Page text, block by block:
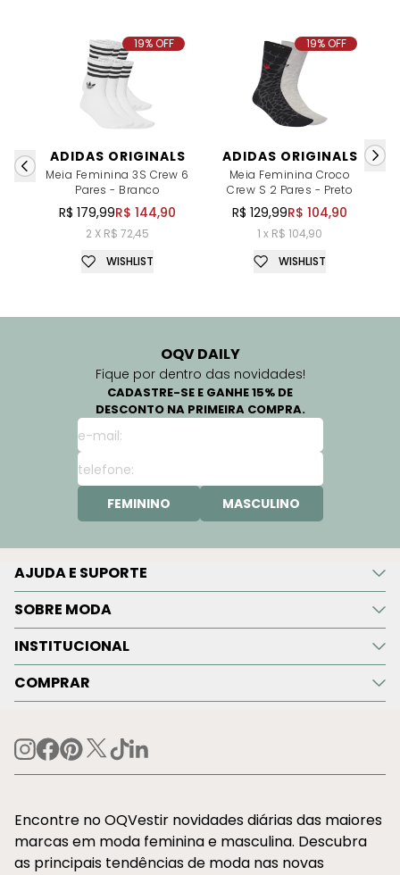
ADIDAS ORIGINALS
Meia Feminina 3S Crew 6
Pares - Branco
R$ 179,99R$ 144,90
2 X R$ 72,45
19% OFF
WISHLIST
ADIDAS ORIGINALS
Meia Feminina Croco
Crew S 2 Pares - Preto
R$ 129,99R$ 104,90
1 x R$ 104,90
19% OFF
WISHLIST
OQV DAILY
Fique por dentro das novidades!
CADASTRE-SE E GANHE 15% DE
DESCONTO NA PRIMEIRA COMPRA.
FEMININO MASCULINO
AJUDA E SUPORTE
SOBRE MODA
INSTITUCIONAL
COMPRAR
Encontre no OQVestir novidades diárias das maiores
marcas em moda feminina e masculina. Descubra
as principais tendências de moda nas novas